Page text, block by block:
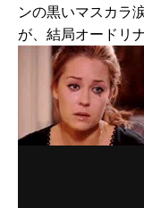
ンの黒いマスカラ
が、結局オードリ